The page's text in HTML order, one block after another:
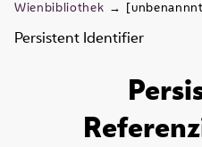
Wienbibliothek →
Persistent Identifier